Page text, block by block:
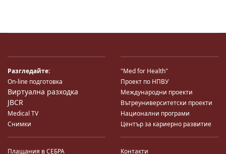
Разгледайте:
On-line подготовка
Виртуална разходка
JBCR
Medical TV
Снимки
"Med for Health"
Проект по НПВУ
Международни проекти
Вътреуниверситетски проекти
Национални програми
Център за кариерно развитие
Плащания в СЕБРА Контакти